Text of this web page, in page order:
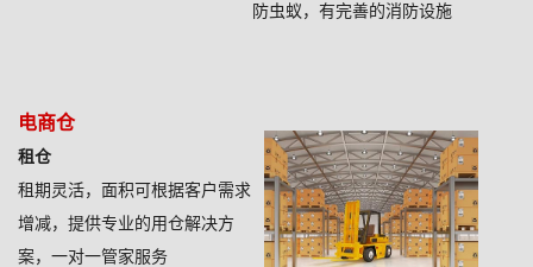
防虫蚁，有完善的消防设施
电商仓
租仓
租期灵活，面积可根据客户需求
增减，提供专业的用仓解决方
案，一对一管家服务